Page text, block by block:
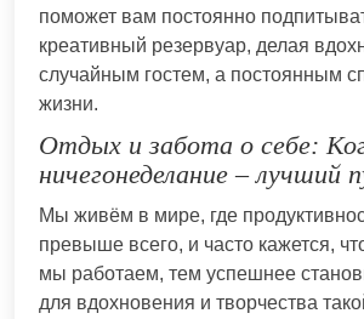
поможет вам постоянно
креативный резервуар, делая
случайным гостем, а постоянным
жизни.
Отдых и забота о себе:
ничегонеделание – лучший
Мы живём в мире, где
превыше всего, и часто кажется,
мы работаем, тем успешнее
для вдохновения и творчества